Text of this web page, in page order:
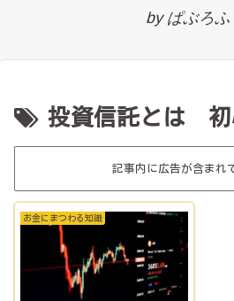
by ぱぶろふ
投資信託とは 初
記事内に広告が含まれ
お金にまつわる知識